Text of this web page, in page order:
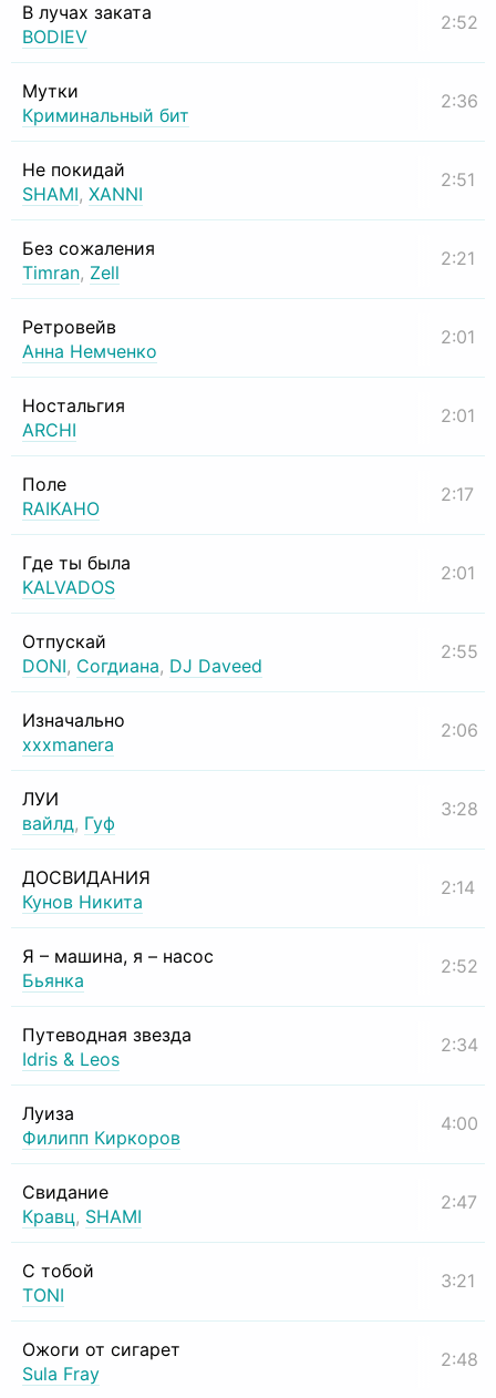
В лучах заката
BODIEV
2:52
Мутки
Криминальный бит
2:36
Не покидай
SHAMI, XANNI
2:51
Без сожаления
Timran, Zell
2:21
Ретровейв
Анна Немченко
2:01
Ностальгия
ARCHI
2:01
Поле
RAIKAHO
2:17
Где ты была
KALVADOS
2:01
Отпускай
DONI, Согдиана, DJ Daveed
2:55
Изначально
xxxmanera
2:06
ЛУИ
вайлд, Гуф
3:28
ДОСВИДАНИЯ
Кунов Никита
2:14
Я – машина, я – насос
Бьянка
2:52
Путеводная звезда
Idris & Leos
2:34
Луиза
Филипп Киркоров
4:00
Свидание
Кравц, SHAMI
2:47
С тобой
TONI
3:21
Ожоги от сигарет
Sula Fray
2:48